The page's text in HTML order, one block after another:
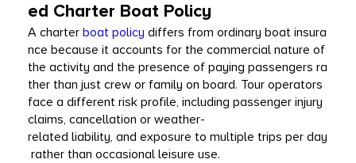
ed Charter Boat Policy
A charter boat policy differs from ordinary boat insura
nce because it accounts for the commercial nature of
the activity and the presence of paying passengers ra
ther than just crew or family on board. Tour operators
face a different risk profile, including passenger injury
claims, cancellation or weather-
related liability, and exposure to multiple trips per day
rather than occasional leisure use.